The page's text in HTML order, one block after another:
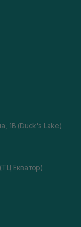
1В (Duck's Lake)
(ТЦ Екватор)